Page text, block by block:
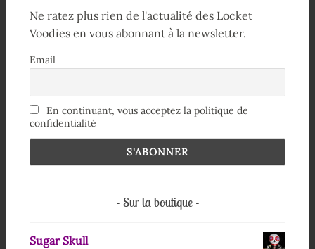
Ne ratez plus rien de l'actualité des Locket
Voodies en vous abonnant à la newsletter.
Email
En continuant, vous acceptez la politique de
confidentialité
Sur la boutique
Sugar Skull